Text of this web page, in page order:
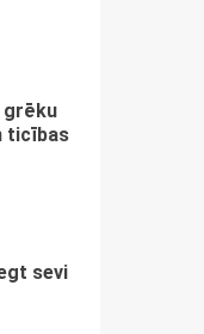
grēku
ticības
sevi